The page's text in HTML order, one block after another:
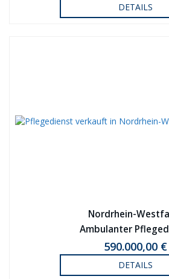
DETAILS
Nordrhein-
Ambulanter
590.000,00 €
DETAILS